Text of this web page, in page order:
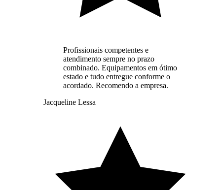
Profissionais competentes e
atendimento sempre no prazo
combinado. Equipamentos em ótimo
estado e tudo entregue conforme o
acordado. Recomendo a empresa.
Jacqueline Lessa